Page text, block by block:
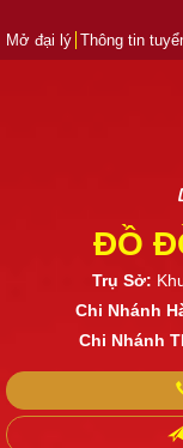
Mở đại lý Thông tin
ĐỒ
Trụ Sở:
Chi Nhánh
Chi Nhánh